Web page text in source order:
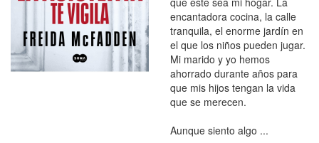
encantadora cocina, la calle
tranquila, el enorme jardín en
el que los niños pueden jugar.
Mi marido y yo hemos
ahorrado durante años para
que mis hijos tengan la vida
que se merecen.
Aunque siento algo ...